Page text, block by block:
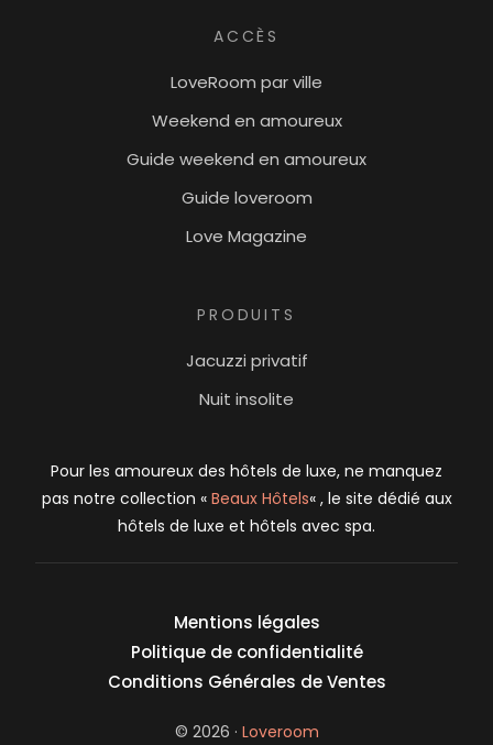
ACCÈS
LoveRoom par ville
Weekend en amoureux
Guide weekend en amoureux
Guide loveroom
Love Magazine
PRODUITS
Jacuzzi privatif
Nuit insolite
Pour les amoureux des hôtels de luxe, ne manquez
pas notre collection « Beaux Hôtels« , le site dédié aux
hôtels de luxe et hôtels avec spa.
Mentions légales
Politique de confidentialité
Conditions Générales de Ventes
© 2026 · Loveroom